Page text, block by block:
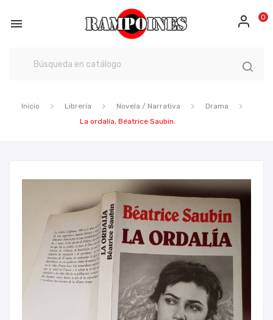
 0
Inicio Librería Novela / Narrativa
Drama
La ordalía, Béatrice Saubin.